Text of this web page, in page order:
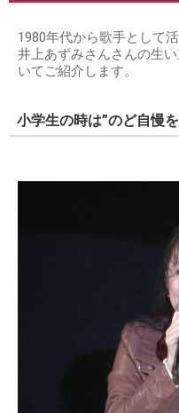
1980年代から歌手として
井上あずみさんさんの生
いてご紹介します。
小学生の時は”のど自慢